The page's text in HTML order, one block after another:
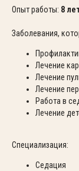
Опыт работы: 8
Заболевания,
Лечение
Лечение
Лечение
Работа в
Лечение
Специализация:
Седация